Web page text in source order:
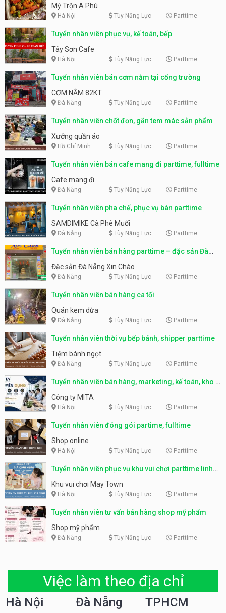
Mỳ Trộn A Phú
Hà Nội Tùy Năng Lực Parttime
Tuyển nhân viên phục vụ, kế toán, bếp
Tây Sơn Cafe
Hà Nội Tùy Năng Lực Parttime
Tuyển nhân viên bán cơm nắm tại cổng trường
CƠM NẮM 82KT
Đà Nẵng Tùy Năng Lực Parttime
Tuyển nhân viên chốt đơn, gắn tem mác sản phẩm
Xưởng quần áo
Hồ Chí Minh Tùy Năng Lực Parttime
Tuyển nhân viên bán cafe mang đi parttime, fulltime
Cafe mang đi
Đà Nẵng Tùy Năng Lực Parttime
Tuyển nhân viên pha chế, phục vụ bàn parttime
SAMDIMIKE Cà Phê Muối
Đà Nẵng Tùy Năng Lực Parttime
Tuyển nhân viên bán hàng parttime – đặc sản Đà
Nẵng
Đặc sản Đà Nẵng Xin Chào
Đà Nẵng Tùy Năng Lực Parttime
Tuyển nhân viên bán hàng ca tối
Quán kem dừa
Đà Nẵng Tùy Năng Lực Parttime
Tuyển nhân viên thời vụ bếp bánh, shipper parttime
Tiệm bánh ngọt
Đà Nẵng Tùy Năng Lực Parttime
Tuyển nhân viên bán hàng, marketing, kế toán, kho –
parttime, fulltime
Công ty MITA
Hà Nội Tùy Năng Lực Parttime
Tuyển nhân viên đóng gói partime, fulltime
Shop online
Hà Nội Tùy Năng Lực Parttime
Tuyển nhân viên phục vụ khu vui chơi parttime linh
động
Khu vui chơi May Town
Hà Nội Tùy Năng Lực Parttime
Tuyển nhân viên tư vấn bán hàng shop mỹ phẩm
Shop mỹ phẩm
Đà Nẵng Tùy Năng Lực Parttime
Việc làm theo địa chỉ
Hà Nội Đà Nẵng TPHCM